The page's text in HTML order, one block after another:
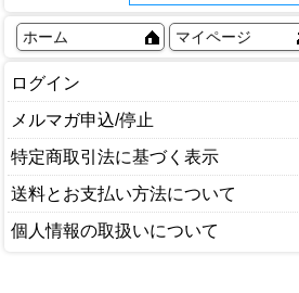
ホーム マイページ
ログイン
メルマガ申込/停止
特定商取引法に基づく表示
送料とお支払い方法について
個人情報の取扱いについて